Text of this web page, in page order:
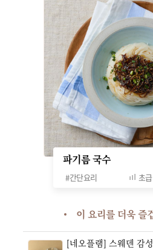
파기름 국수
#간단요리 초급
이 요리를 더욱 즐
[네오플램] 스웨덴 감